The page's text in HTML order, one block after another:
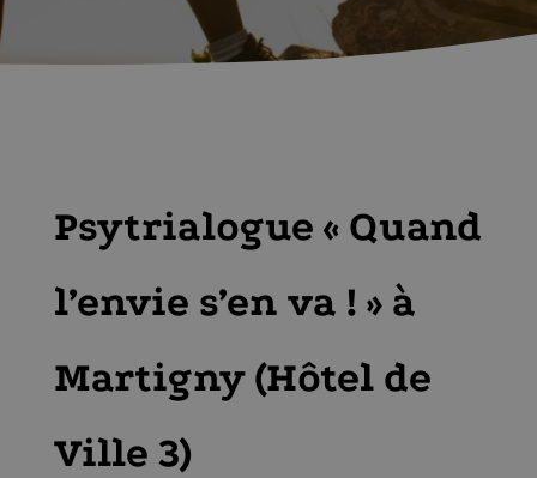
Psytrialogue « Quand
l’envie s’en va ! » à
Martigny (Hôtel de
Ville 3)